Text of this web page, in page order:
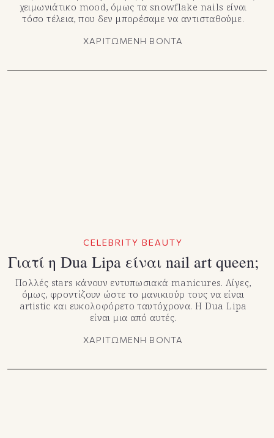
χειμωνιάτικο mood, όμως τα snowflake nails είναι
τόσο τέλεια, που δεν μπορέσαμε να αντισταθούμε.
ΧΑΡΙΤΩΜΕΝΗ ΒΟΝΤΑ
CELEBRITY BEAUTY
Γιατί η Dua Lipa είναι nail art queen;
Πολλές stars κάνουν εντυπωσιακά manicures. Λίγες,
όμως, φροντίζουν ώστε το μανικιούρ τους να είναι
artistic και ευκολοφόρετο ταυτόχρονα. Η Dua Lipa
είναι μια από αυτές.
ΧΑΡΙΤΩΜΕΝΗ ΒΟΝΤΑ